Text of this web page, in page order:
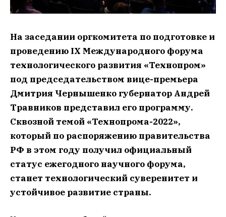
На заседании оргкомитета по подготовке и
проведению IX Международного форума
технологического развития «Технопром»
под председательством вице-премьера
Дмитрия Чернышенко губернатор Андрей
Травников представил его программу.
Сквозной темой «Технопрома-2022»,
который по распоряжению правительства
РФ в этом году получил официальный
статус ежегодного научного форума,
станет технологический суверенитет и
устойчивое развитие страны.